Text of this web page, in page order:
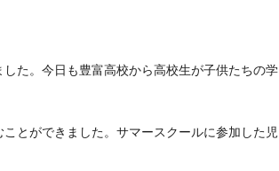
た。今日も豊富高校から高校生が子供たちの学
とができました。サマースクールに参加した児